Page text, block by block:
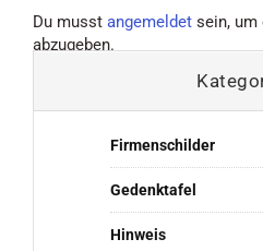
Du musst angemeldet sein, um
abzugeben.
Firmenschilder
Gedenktafel
Hinweis